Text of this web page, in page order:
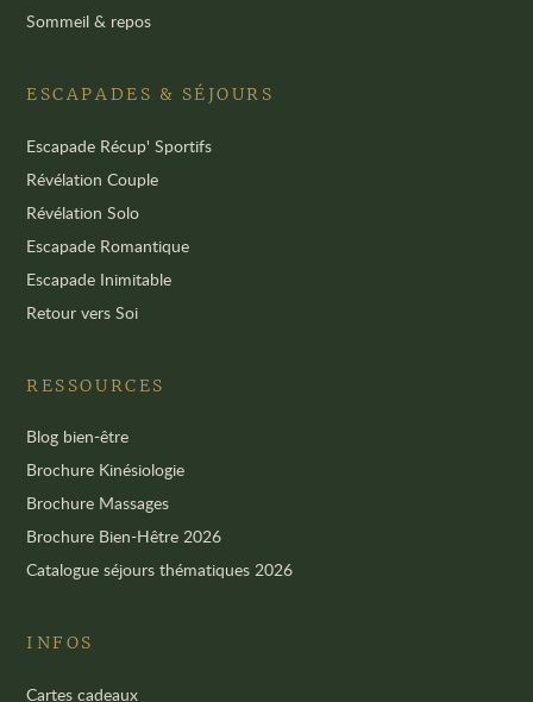
Sommeil & repos
ESCAPADES & SÉJOURS
Escapade Récup' Sportifs
Révélation Couple
Révélation Solo
Escapade Romantique
Escapade Inimitable
Retour vers Soi
RESSOURCES
Blog bien-être
Brochure Kinésiologie
Brochure Massages
Brochure Bien-Hêtre 2026
Catalogue séjours thématiques 2026
INFOS
Cartes cadeaux